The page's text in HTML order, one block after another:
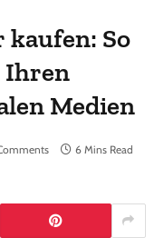
So
Ihren
Medien
6 Mins Read